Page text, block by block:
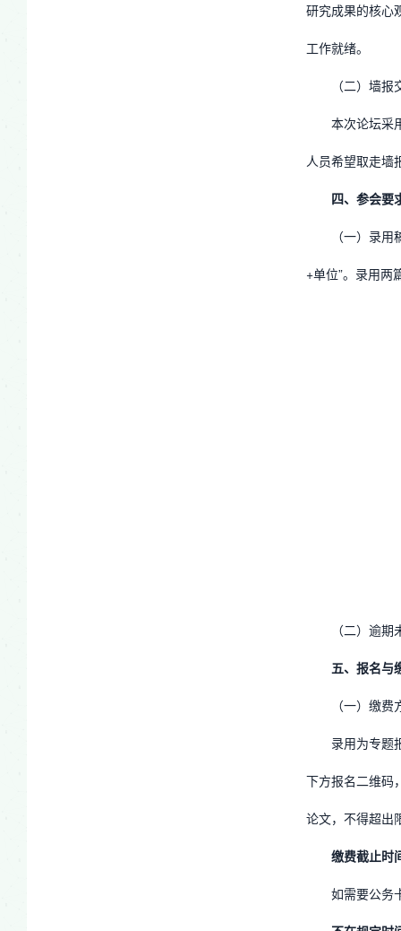
研究成果的核心
工作就绪。
（二）墙报
本次论坛采
人员希望取走墙
四、参会要
（一）录
+单位”。录用两
（二）逾
五、报名与
（一）缴费
录用为专题
下方报名二维码
论文，不得超出
缴费截止时
如需要公务